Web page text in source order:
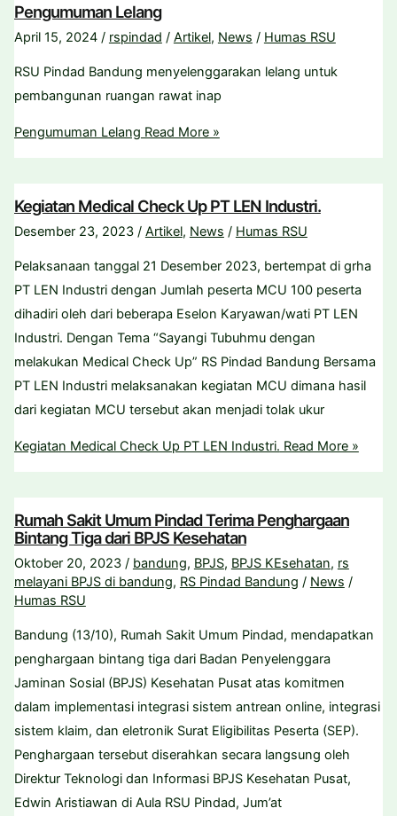
Pengumuman Lelang
April 15, 2024 / rspindad / Artikel, News / Humas RSU
RSU Pindad Bandung menyelenggarakan lelang untuk
pembangunan ruangan rawat inap
Pengumuman Lelang Read More »
Kegiatan Medical Check Up PT LEN Industri.
Desember 23, 2023 / Artikel, News / Humas RSU
Pelaksanaan tanggal 21 Desember 2023, bertempat di grha
PT LEN Industri dengan Jumlah peserta MCU 100 peserta
dihadiri oleh dari beberapa Eselon Karyawan/wati PT LEN
Industri. Dengan Tema “Sayangi Tubuhmu dengan
melakukan Medical Check Up” RS Pindad Bandung Bersama
PT LEN Industri melaksanakan kegiatan MCU dimana hasil
dari kegiatan MCU tersebut akan menjadi tolak ukur
Kegiatan Medical Check Up PT LEN Industri. Read More »
Rumah Sakit Umum Pindad Terima Penghargaan
Bintang Tiga dari BPJS Kesehatan
Oktober 20, 2023 / bandung, BPJS, BPJS KEsehatan, rs
melayani BPJS di bandung, RS Pindad Bandung / News /
Humas RSU
Bandung (13/10), Rumah Sakit Umum Pindad, mendapatkan
penghargaan bintang tiga dari Badan Penyelenggara
Jaminan Sosial (BPJS) Kesehatan Pusat atas komitmen
dalam implementasi integrasi sistem antrean online, integrasi
sistem klaim, dan eletronik Surat Eligibilitas Peserta (SEP).
Penghargaan tersebut diserahkan secara langsung oleh
Direktur Teknologi dan Informasi BPJS Kesehatan Pusat,
Edwin Aristiawan di Aula RSU Pindad, Jum’at